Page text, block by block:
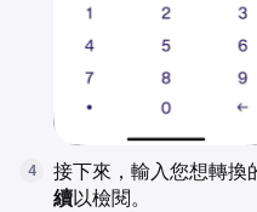
4 接下來，輸入您想轉換
續以檢閱。